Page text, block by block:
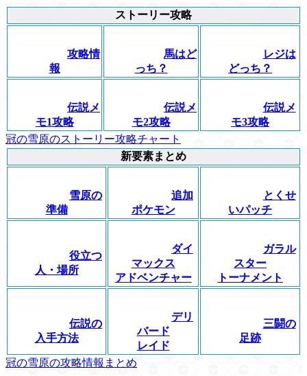
ストーリー攻略
攻略情
報
馬はど
っち？
レジは
どっち？
伝説メ
モ1攻略
伝説メ
モ2攻略
伝説メ
モ3攻略
冠の雪原のストーリー攻略チャート
新要素まとめ
雪原の
準備
追加
ポケモン
とくせ
いパッチ
役立つ
人・場所
ダイ
マックス
アドベンチャー
ガラル
スター
トーナメント
伝説の
入手方法
デリ
バード
レイド
三闘の
足跡
冠の雪原の攻略情報まとめ